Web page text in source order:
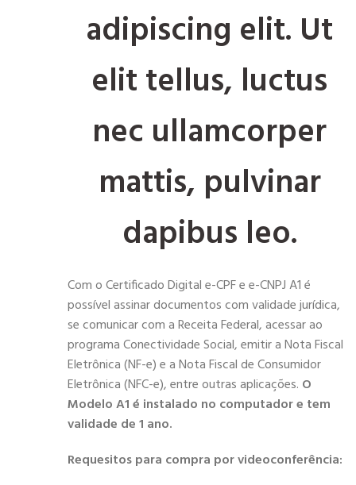
adipiscing elit. Ut
elit tellus, luctus
nec ullamcorper
mattis, pulvinar
dapibus leo.
Com o Certificado Digital e-CPF e e-CNPJ A1 é
possível assinar documentos com validade jurídica,
se comunicar com a Receita Federal, acessar ao
programa Conectividade Social, emitir a Nota Fiscal
Eletrônica (NF-e) e a Nota Fiscal de Consumidor
Eletrônica (NFC-e), entre outras aplicações. O
Modelo A1 é instalado no computador e tem
validade de 1 ano.
Requesitos para compra por videoconferência: